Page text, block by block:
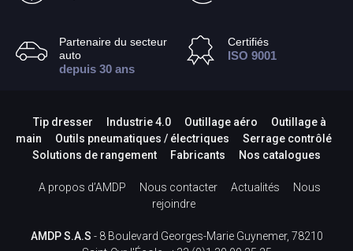
Partenaire du secteur
auto
depuis 30 ans
Certifiés
ISO 9001
Tip dresser Industrie 4.0 Outillage aéro
Outillage à
main
Outils pneumatiques / électriques
Serrage contrôlé
Solutions de rangement
Fabricants Nos catalogues
A propos d’AMDP Nous contacter Actualités
Nous
rejoindre
AMDP S.A.S - 8 Boulevard Georges-Marie Guynemer, 78210